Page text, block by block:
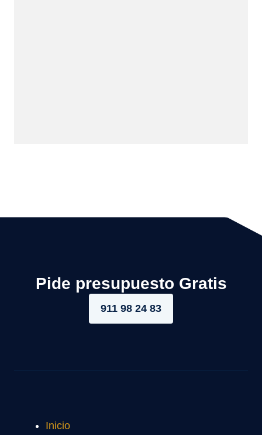
Pide presupuesto Gratis
911 98 24 83
Inicio